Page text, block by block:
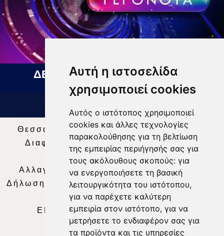
Αυτή η ιστοσελίδα
χρησιμοποιεί cookies
Αυτός ο ιστότοπος χρησιμοποιεί
cookies και άλλες τεχνολογίες
παρακολούθησης για τη βελτίωση
της εμπειρίας περιήγησής σας για
τους ακόλουθους σκοπούς: για
να ενεργοποιήσετε τη βασική
λειτουργικότητα του ιστότοπου,
για να παρέχετε καλύτερη
εμπειρία στον ιστότοπο, για να
μετρήσετε το ενδιαφέρον σας για
τα προϊόντα και τις υπηρεσίες
ΔΕΛΤΙΟ ΕΙΔΗΣΕΩΝ 07 08 2026
Θεσσαλία Τηλεόραση|SNG Services
Διαφήμιση | Όροι Χρήσης |Δήλωση
Απορρήτου |
Περιεχόμενο
Αλλαγή Προτιμήσεων για τα Cookies
Δήλωση συμμόρφωσης με τη σύσταση (ΕΕ)
2018/334|Ταυτότητα
ΕΝΗΜΕΡΩΣΗ |WEB TV| LIVE